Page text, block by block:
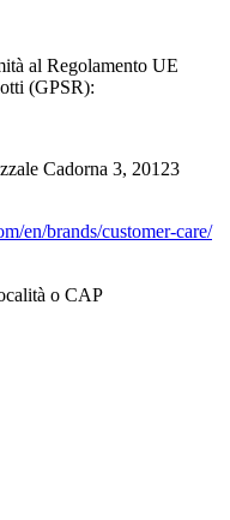
al Regolamento UE
(GPSR):
Cadorna 3, 20123
en/brands/customer-care/
o CAP